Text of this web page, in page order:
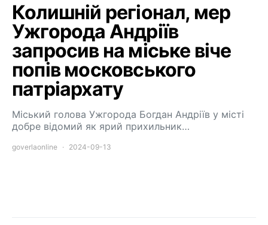
Колишній регіонал, мер
Ужгорода Андріїв
запросив на міське віче
попів московського
патріархату
Міський голова Ужгорода Богдан Андріїв у місті
добре відомий як ярий прихильник…
goverlaonline 2024-09-13